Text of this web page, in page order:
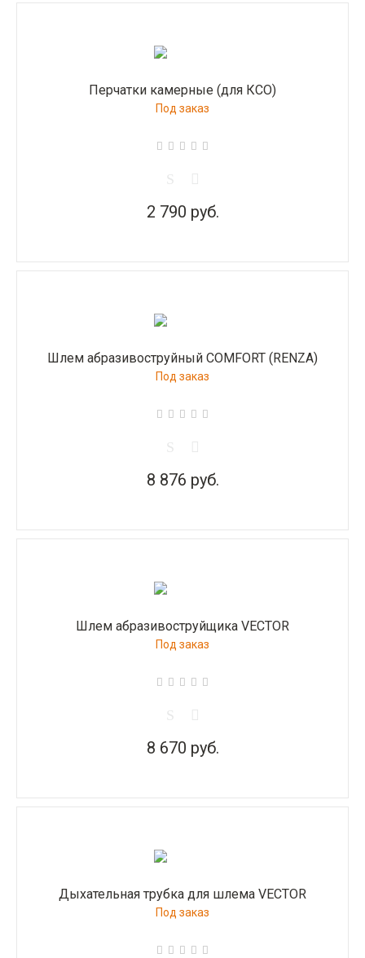
Перчатки камерные (для КСО)
Под заказ
2 790 руб.
Шлем абразивоструйный COMFORT (RENZA)
Под заказ
8 876 руб.
Шлем абразивоструйщика VECTOR
Под заказ
8 670 руб.
Дыхательная трубка для шлема VECTOR
Под заказ